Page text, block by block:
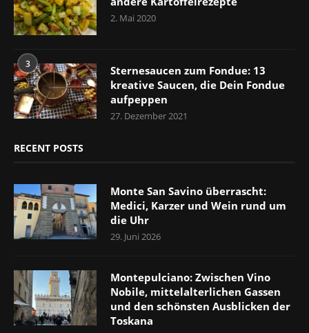
2. Mai 2020
3
Sternesaucen zum Fondue: 13
kreative Saucen, die Dein Fondue
aufpeppen
27. Dezember 2021
RECENT POSTS
Monte San Savino überrascht:
Medici, Karzer und Wein rund um
die Uhr
29. Juni 2026
Montepulciano: Zwischen Vino
Nobile, mittelalterlichen Gassen
und den schönsten Ausblicken der
Toskana